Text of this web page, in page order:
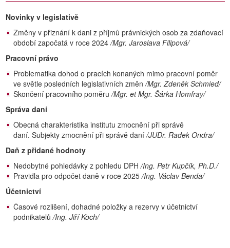
Novinky v legislativě
Změny v přiznání k dani z příjmů právnických osob za zdaňovací
období započatá v roce 2024/Mgr. Jaroslava Filipová/
Pracovní právo
Problematika dohod o pracích konaných mimo pracovní poměr
ve světle posledních legislativních změn/Mgr. Zdeněk Schmied/
Skončení pracovního poměru /Mgr. et Mgr. Šárka Homfray/
Správa daní
Obecná charakteristika institutu zmocnění při správě
daní. Subjekty zmocnění při správě daní/JUDr. Radek Ondra/
Daň z přidané hodnoty
Nedobytné pohledávky z pohledu DPH/Ing. Petr Kupčík, Ph.D./
Pravidla pro odpočet daně v roce 2025/Ing. Václav Benda/
Účetnictví
Časové rozlišení, dohadné položky a rezervy v účetnictví
podnikatelů/Ing. Jiří Koch/